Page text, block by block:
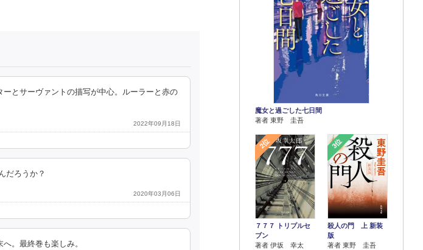
とサーヴァントの描写が中心。ルーラーと赤の
2022年09月18日
だろうか？
2020年03月06日
。最終巻も楽しみ。
魔女と過ごした七日間
著者 東野 圭吾
2位
７７７ トリプルセ
ブン
著者 伊坂 幸太
3位
殺人の門 上 新装
版
著者 東野 圭吾